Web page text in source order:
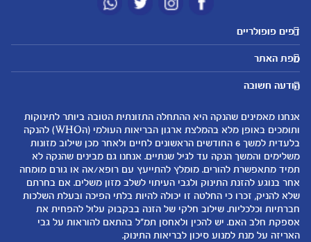
דפים פופולריים
מטרנה לשירותכם
היועצות שלנו
שאלות נפוצות
אודות
لموقع متيرنا باللغة العربية
מועדון מטרנה
רכישת מוצרים
המוצרים שלנו
קופונים
מפת האתר
אבני דרך
לקראת הריון
0-6 חודשים
6-12 חודשים
12-24 חודשים
נושאים
שמות לתינוקות
התפתחות התינוק
תזונת תינוקות
טיפול בתינוק
הנקה
להיות הורים
הודעה חשובה
אנחנו מאמינים שהנקה היא ההתחלה התזונתית הטובה ביותר לתינוקות
ותומכים באופן מלא בהמלצת ארגון הבריאות העולמי (הWHO) להנקה
בלעדית למשך 6 החודשים הראשונים לחיים ולאחר מכן שילוב מזונות
משלימים והמשך הנקה עד לגיל שנתיים. אנחנו גם מבינים שהנקה לא
תמיד מתאפשרת להורים. מומלץ להתייעץ עם רופא/אה או גורם מומחה
אחר בנוגע להזנת התינוק ולגבי העיתוי לשלב מזון משלים. אם בחרתם
שלא להניק, זכרו כי החלטה זו יכולה להיות בלתי הפיכה ובעלת השלכות
חברתיות וכלכליות. שילוב חלקי של הזנה בבקבוק עלול להפחית את
אספקת חלב האם. יש להכין ולאחסן תמ"ל בהתאם להוראות על גבי
האריזה על מנת למנוע סיכון לבריאות התינוק.